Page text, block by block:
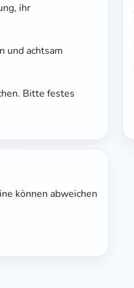
ihr
und achtsam
Bitte festes
können abweichen